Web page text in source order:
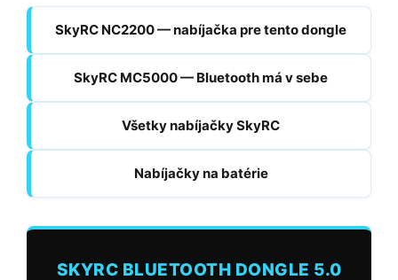
SkyRC NC2200 — nabíjačka pre tento dongle
SkyRC MC5000 — Bluetooth má v sebe
Všetky nabíjačky SkyRC
Nabíjačky na batérie
SKYRC BLUETOOTH DONGLE 5.0